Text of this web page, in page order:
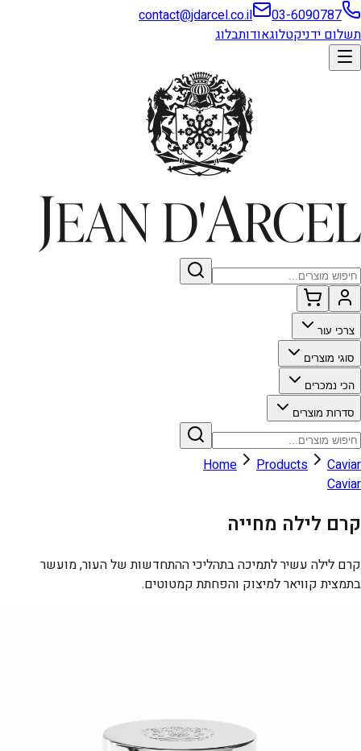
03-6090787
contact@jdarcel.co.il
תשלום ידניקטלוגאודותבלוג
צרכי עור
סוגי מוצרים
הכי נמכרים
סדרות מוצרים
Home Products
Caviar
Caviar
קרם לילה מחייה
קרם לילה עשיר לתמיכה בתהליכי ההתחדשות של העור, מועשר
בתמצית קוויאר למיצוק והפחתת קמטוטים.